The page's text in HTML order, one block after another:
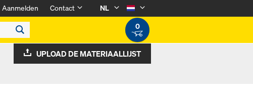
Aanmelden Contact
NL
0
UPLOAD DE MATERIAALLIJST